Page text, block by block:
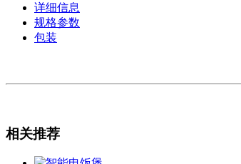
详细信息
规格参数
包装
相关推荐